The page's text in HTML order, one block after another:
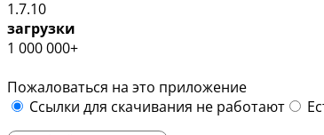
1.7.10
загрузки
1 000 000+
Пожаловаться на это приложение
Ссылки для скачивания не работают